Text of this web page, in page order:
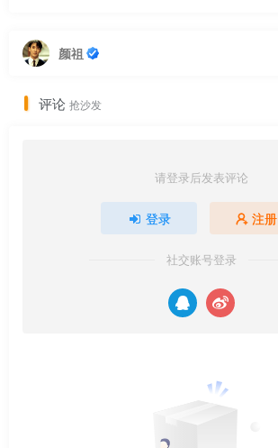
颜祖
评论 抢沙发
请登录后发表评论
登录 注册
社交账号登录